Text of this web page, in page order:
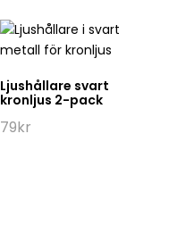
Ljushållare svart
kronljus 2-pack
79kr